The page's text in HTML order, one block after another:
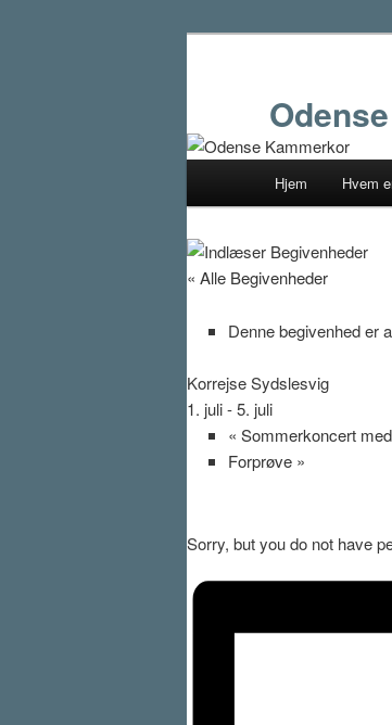
Hjem Hvem
« Alle Begivenheder
Denne begivenhed er
Korrejse Sydslesvig
1. juli-5. juli
« Sommerkoncert
Forprøve »
Sorry, but you do not have